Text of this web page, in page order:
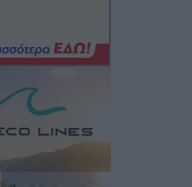
την παρθενική
άτυχου Ιάκωβου